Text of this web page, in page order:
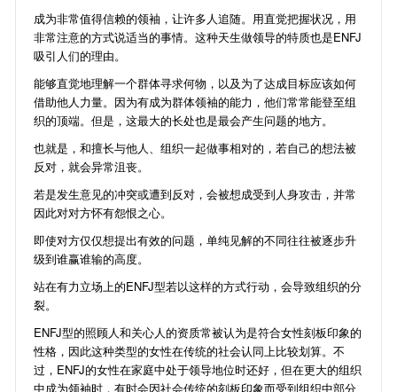
成为非常值得信赖的领袖，让许多人追随。用直觉把握状况，用
非常注意的方式说适当的事情。这种天生做领导的特质也是ENFJ
吸引人们的理由。
能够直觉地理解一个群体寻求何物，以及为了达成目标应该如何
借助他人力量。因为有成为群体领袖的能力，他们常常能登至组
织的顶端。但是，这最大的长处也是最会产生问题的地方。
也就是，和擅长与他人、组织一起做事相对的，若自己的想法被
反对，就会异常沮丧。
若是发生意见的冲突或遭到反对，会被想成受到人身攻击，并常
因此对对方怀有怨恨之心。
即使对方仅仅想提出有效的问题，单纯见解的不同往往被逐步升
级到谁赢谁输的高度。
站在有力立场上的ENFJ型若以这样的方式行动，会导致组织的分
裂。
ENFJ型的照顾人和关心人的资质常被认为是符合女性刻板印象的
性格，因此这种类型的女性在传统的社会认同上比较划算。不
过，ENFJ的女性在家庭中处于领导地位时还好，但在更大的组织
中成为领袖时，有时会因社会传统的刻板印象而受到组织中部分